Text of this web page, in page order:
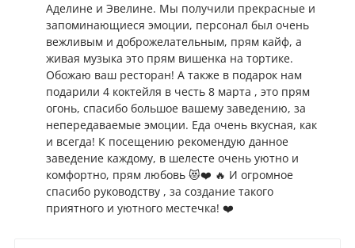
Аделине и Эвелине. Мы получили прекрасные и
запоминающиеся эмоции, персонал был очень
вежливым и доброжелательным, прям кайф, а
живая музыка это прям вишенка на тортике.
Обожаю ваш ресторан! А также в подарок нам
подарили 4 коктейля в честь 8 марта , это прям
огонь, спасибо большое вашему заведению, за
непередаваемые эмоции. Еда очень вкусная, как
и всегда! К посещению рекомендую данное
заведение каждому, в шелесте очень уютно и
комфортно, прям любовь 😻❤️ 🔥 И огромное
спасибо руководству , за создание такого
приятного и уютного местечка! ❤️